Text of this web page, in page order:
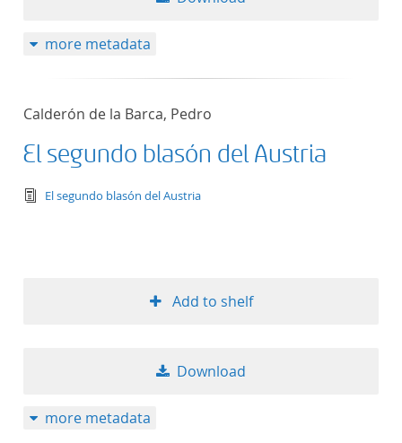
more metadata
Calderón de la Barca, Pedro
El segundo blasón del Austria
text/tg.edition+tg.aggregation+xml
El segundo blasón del Austria
Add to shelf
Download
more metadata